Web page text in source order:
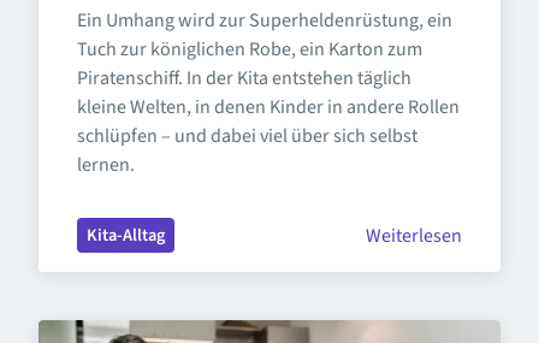
Ein Umhang wird zur Superheldenrüstung, ein
Tuch zur königlichen Robe, ein Karton zum
Piratenschiff. In der Kita entstehen täglich
kleine Welten, in denen Kinder in andere Rollen
schlüpfen – und dabei viel über sich selbst
lernen.
Kita-Alltag Weiterlesen